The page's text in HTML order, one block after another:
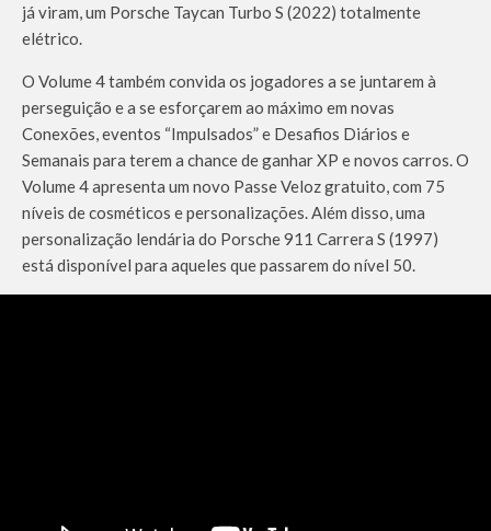
já viram, um Porsche Taycan Turbo S (2022) totalmente
elétrico.
O Volume 4 também convida os jogadores a se juntarem à
perseguição e a se esforçarem ao máximo em novas
Conexões, eventos “Impulsados” e Desafios Diários e
Semanais para terem a chance de ganhar XP e novos carros. O
Volume 4 apresenta um novo Passe Veloz gratuito, com 75
níveis de cosméticos e personalizações. Além disso, uma
personalização lendária do Porsche 911 Carrera S (1997)
está disponível para aqueles que passarem do nível 50.